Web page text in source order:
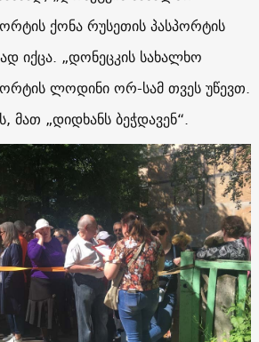
ქონა რუსეთის პასპორტის
იქცა. „დონეცკის სახალხო
ლოდინი ორ-სამ თვეს უწევთ.
„დიდხანს ბეჭდავენ“.